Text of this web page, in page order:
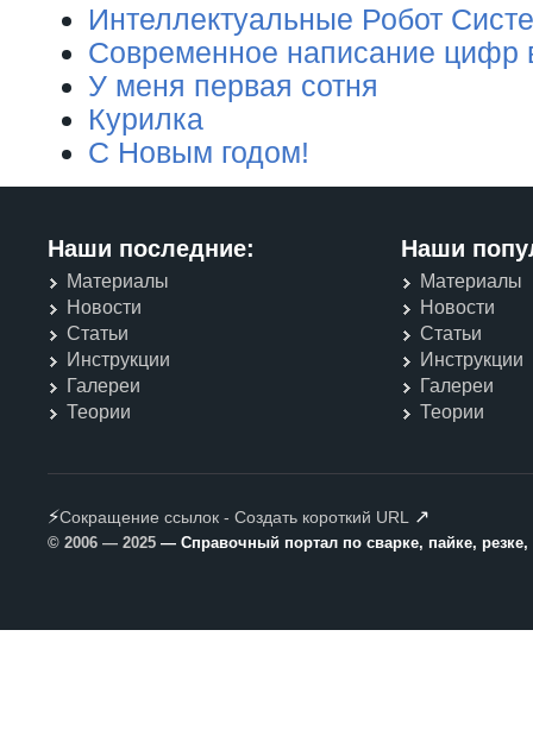
Интеллектуальные Робот
Современное написание цифр
У меня первая сотня
Курилка
C Новым годом!
Наши последние:
Материалы
Новости
Статьи
Инструкции
Галереи
Теории
Наши
Материалы
Новости
Статьи
Инструкции
Галереи
Теории
⚡Сокращение ссылок - Создать короткий URL ↗
© 2006 — 2025 — Справочный портал по сварке, пайке,